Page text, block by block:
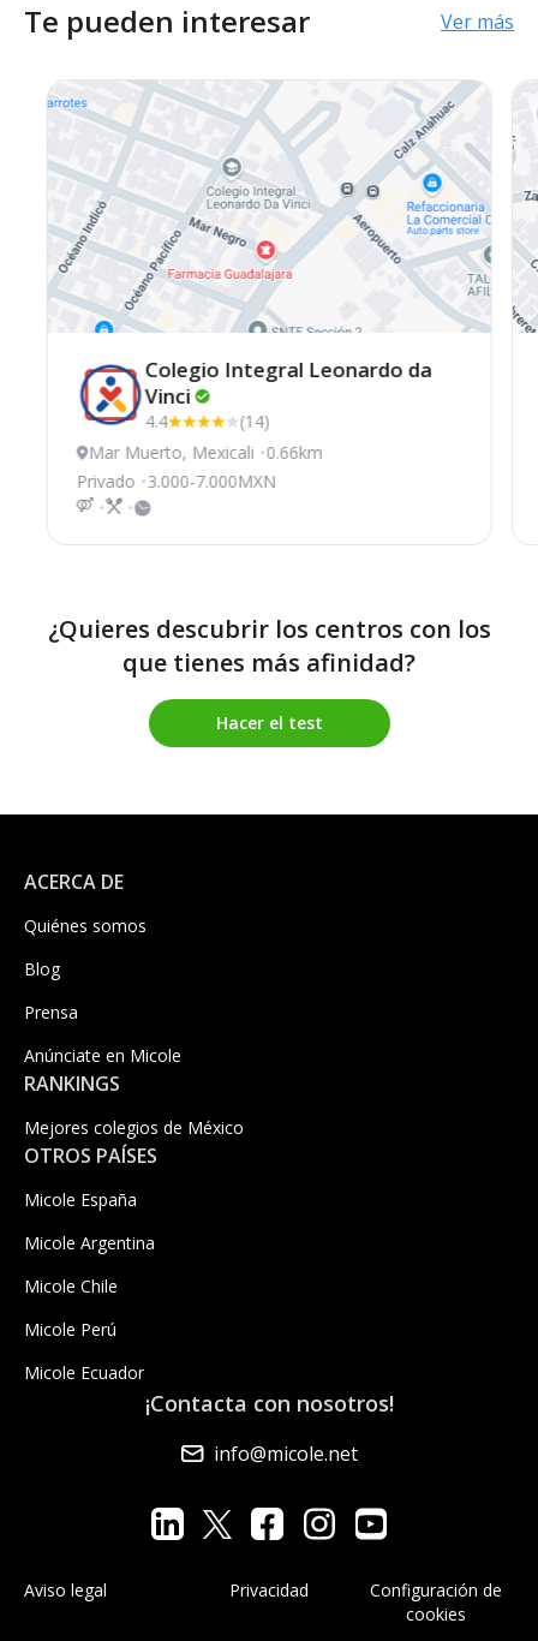
Te pueden interesar Ver más
Colegio Integral Leonardo da
Vinci
4.4
(14)
Mar Muerto, Mexicali 0.66km
Privado 3.000-7.000MXN
¿Quieres descubrir los centros con los
que tienes más afinidad?
Hacer el test
ACERCA DE
Quiénes somos
Blog
Prensa
Anúnciate en Micole
RANKINGS
Mejores colegios de México
OTROS PAÍSES
Micole España
Micole Argentina
Micole Chile
Micole Perú
Micole Ecuador
¡Contacta con nosotros!
info@micole.net
Aviso legal Privacidad
Configuración de
cookies